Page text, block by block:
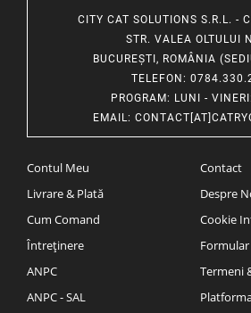
CITY CAT SOLUTIONS S.R.L. -
STR. VALEA OLTULUI
BUCUREȘTI, ROMÂNIA
TELEFON :
PROGRAM: LUNI -
EMAIL:
Contul Meu
Livrare & Plată
Cum Comand
Întreținere
ANPC
ANPC - SAL
Contact
Despre
Cookie
Termeni